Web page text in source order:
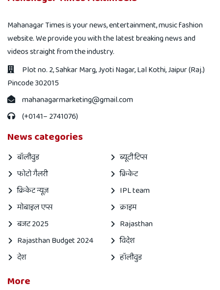
Mahanagar Times is your news, entertainment, music fashion
website. We provide you with the latest breaking news and
videos straight from the industry.
Plot no. 2, Sahkar Marg, Jyoti Nagar, Lal Kothi, Jaipur (Raj.)
Pincode 302015
mahanagarmarketing@gmail.com
(+0141– 2741076)
News categories
बॉलीवुड
ब्यूटी टिप्स
फोटो गैलरी
क्रिकेट
क्रिकेट न्यूज़
IPL team
मोबाइल एप्स
क्राइम
बजट 2025
Rajasthan
Rajasthan Budget 2024
विदेश
देश
हॉलीवुड
More